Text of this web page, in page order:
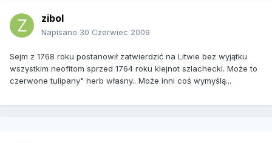
zibol
Napisano 30 Czerwiec 2009
Sejm z 1768 roku postanowił zatwierdzić na Litwie bez wyjątku
wszystkim neofitom sprzed 1764 roku klejnot szlachecki. Może to
czerwone tulipany" herb własny.. Może inni coś wymyślą...